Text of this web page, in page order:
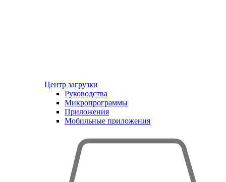
Центр загрузки
Руководства
Микропрограммы
Приложения
Мобильные приложения